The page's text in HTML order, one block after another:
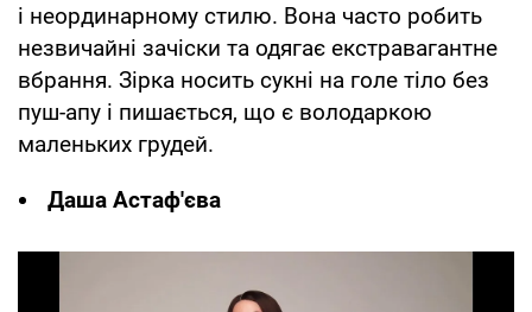
і неординарному стилю. Вона часто робить
незвичайні зачіски та одягає екстравагантне
вбрання. Зірка носить сукні на голе тіло без
пуш-апу і пишається, що є володаркою
маленьких грудей.
Даша Астаф'єва